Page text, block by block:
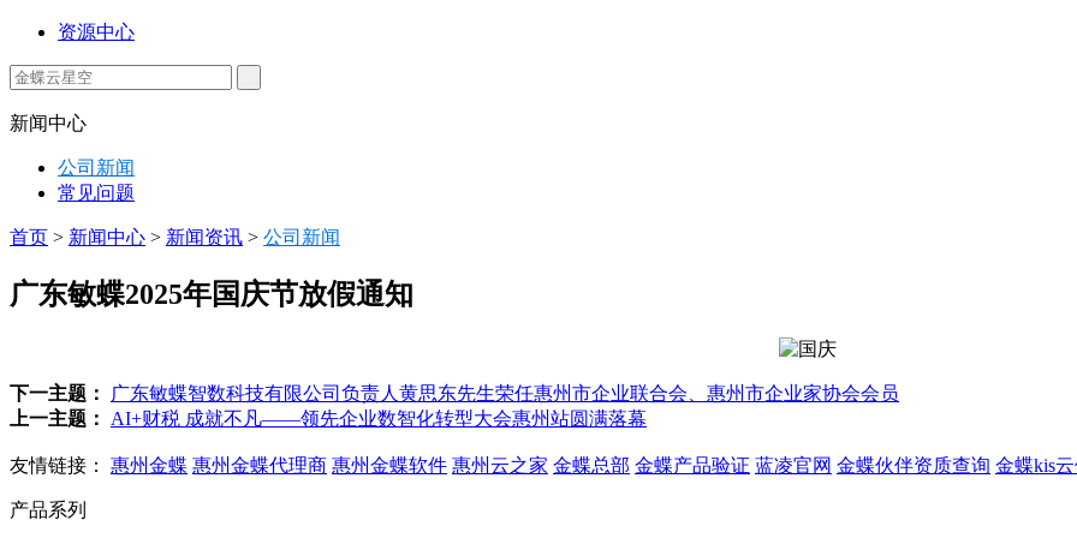
资源中心
新闻中心
公司新闻
常见问题
首页 > 新闻中心 > 新闻资讯 > 公司新闻
广东敏蝶2025年国庆节放假通知
下一主题：
广东敏蝶智数科技有限公司负责人黄思东先生荣任惠州市企业联合会、惠州市企业家协会会员
上一主题：
AI+财税 成就不凡——领先企业数智化转型大会惠州站圆满落幕
友情链接： 惠州金蝶 惠州金蝶代理商 惠州金蝶软件 惠州云之家 金蝶总部 金蝶产品验证 蓝凌官网 金蝶伙伴资质查询 金蝶kis
产品系列